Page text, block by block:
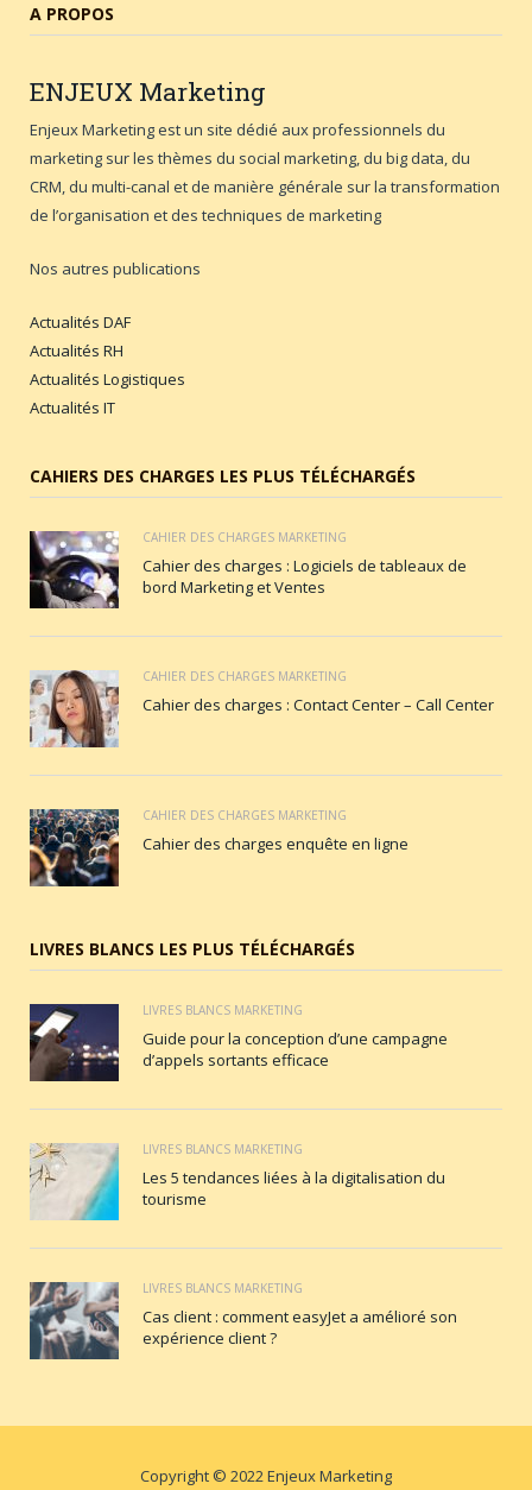
A PROPOS
ENJEUX Marketing
Enjeux Marketing est un site dédié aux professionnels du
marketing sur les thèmes du social marketing, du big data, du
CRM, du multi-canal et de manière générale sur la transformation
de l’organisation et des techniques de marketing
Nos autres publications
Actualités DAF
Actualités RH
Actualités Logistiques
Actualités IT
CAHIERS DES CHARGES LES PLUS TÉLÉCHARGÉS
CAHIER DES CHARGES MARKETING
Cahier des charges : Logiciels de tableaux de
bord Marketing et Ventes
CAHIER DES CHARGES MARKETING
Cahier des charges : Contact Center – Call Center
CAHIER DES CHARGES MARKETING
Cahier des charges enquête en ligne
LIVRES BLANCS LES PLUS TÉLÉCHARGÉS
LIVRES BLANCS MARKETING
Guide pour la conception d’une campagne
d’appels sortants efficace
LIVRES BLANCS MARKETING
Les 5 tendances liées à la digitalisation du
tourisme
LIVRES BLANCS MARKETING
Cas client : comment easyJet a amélioré son
expérience client ?
Copyright © 2022 Enjeux Marketing